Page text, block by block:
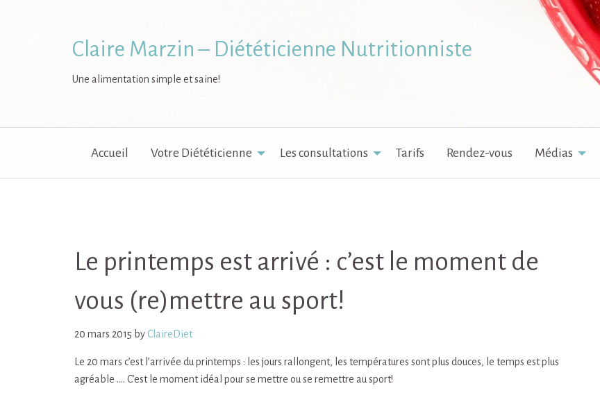
Claire Marzin – Diététicienne Nutritionniste
Une alimentation simple et saine!
Accueil Votre Diététicienne Les consultations Tarifs Rendez-vous Médias
Le printemps est arrivé : c’est le moment de
vous (re)mettre au sport!
20 mars 2015 byClaireDiet
Le 20 mars c’est l’arrivée du printemps : les jours rallongent, les températures sont plus douces, le temps est plus
agréable …. C’est le moment idéal pour se mettre ou se remettre au sport!